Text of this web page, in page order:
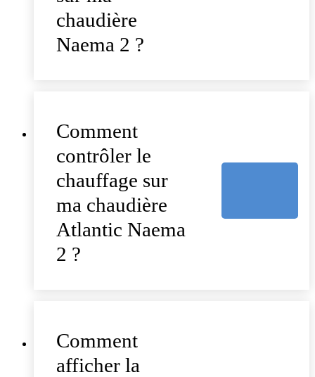
chaudière
Naema 2 ?
Comment
contrôler le
chauffage sur
ma chaudière
Atlantic Naema
2 ?
Comment
afficher la